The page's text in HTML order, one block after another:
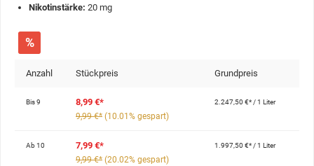
Nikotinstärke: 20 mg
%
Anzahl Stückpreis Grundpreis
Bis9 8,99 €*
9,99 €* (10.01% gespart)
2.247,50 €* / 1 Liter
Ab10 7,99 €*
9,99 €* (20.02% gespart)
1.997,50 €* / 1 Liter